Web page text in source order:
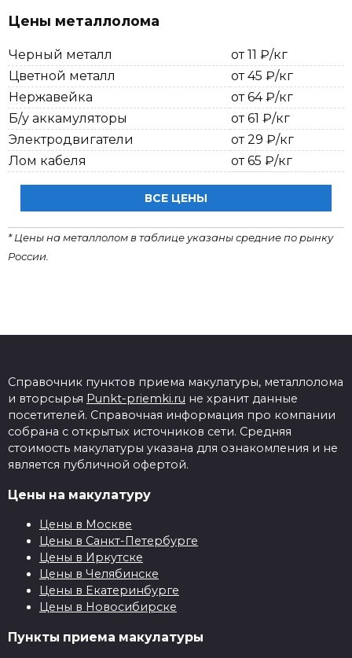
Цены металлолома
Черный металл
от 11 ₽/кг
Цветной металл
от 45 ₽/кг
Нержавейка
от 64 ₽/кг
Б/у аккамуляторы
от 61 ₽/кг
Электродвигатели
от 29 ₽/кг
Лом кабеля
от 65 ₽/кг
ВСЕ ЦЕНЫ
* Цены на металлолом в таблице указаны средние по рынку
России.
Справочник пунктов приема макулатуры, металлолома
и вторсырья Punkt-priemki.ru не хранит данные
посетителей. Справочная информация про компании
собрана с открытых источников сети. Средняя
стоимость макулатуры указана для ознакомления и не
является публичной офертой.
Цены на макулатуру
Цены в Москве
Цены в Санкт-Петербурге
Цены в Иркутске
Цены в Челябинске
Цены в Екатеринбурге
Цены в Новосибирске
Пункты приема макулатуры